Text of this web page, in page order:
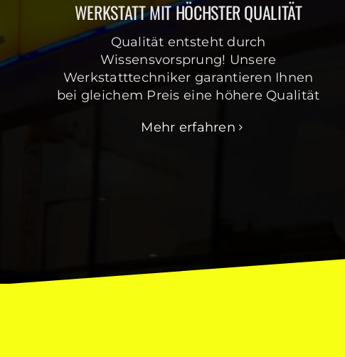
WERKSTATT MIT HÖCHSTER QUALITÄT
Qualität entsteht durch
Wissensvorsprung! Unsere
Werkstatttechniker garantieren Ihnen
bei gleichem Preis eine höhere Qualität
Mehr erfahren